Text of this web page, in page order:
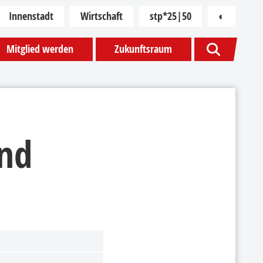
Mitglied werden Zukunftsraum
Innenstadt Wirtschaft stp*25|50 ◐